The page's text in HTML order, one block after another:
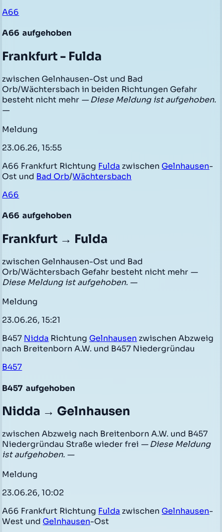
A66
A66 aufgehoben
Frankfurt - Fulda
zwischen Gelnhausen-Ost und Bad
Orb/Wächtersbach in beiden Richtungen Gefahr
besteht nicht mehr — Diese Meldung ist aufgehoben.
—
Meldung
23.06.26, 15:55
A66 Frankfurt Richtung Fulda zwischen Gelnhausen-
Ost und Bad Orb/Wächtersbach
A66
A66 aufgehoben
Frankfurt → Fulda
zwischen Gelnhausen-Ost und Bad
Orb/Wächtersbach Gefahr besteht nicht mehr —
Diese Meldung ist aufgehoben. —
Meldung
23.06.26, 15:21
B457 Nidda Richtung Gelnhausen zwischen Abzweig
nach Breitenborn A.W. und B457 Niedergründau
B457
B457 aufgehoben
Nidda → Gelnhausen
zwischen Abzweig nach Breitenborn A.W. und B457
Niedergründau Straße wieder frei — Diese Meldung
ist aufgehoben. —
Meldung
23.06.26, 10:02
A66 Frankfurt Richtung Fulda zwischen Gelnhausen-
West und Gelnhausen-Ost